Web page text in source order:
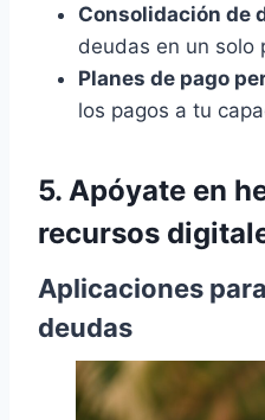
Consolidación de
deudas en un solo
Planes de pago
los pagos a tu
5. Apóyate en
recursos
Aplicaciones
deudas